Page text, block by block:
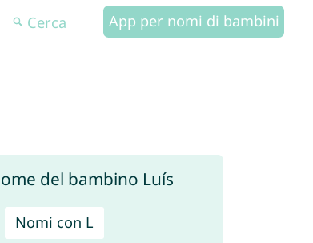
App per nomi di bambini
Nomi con L